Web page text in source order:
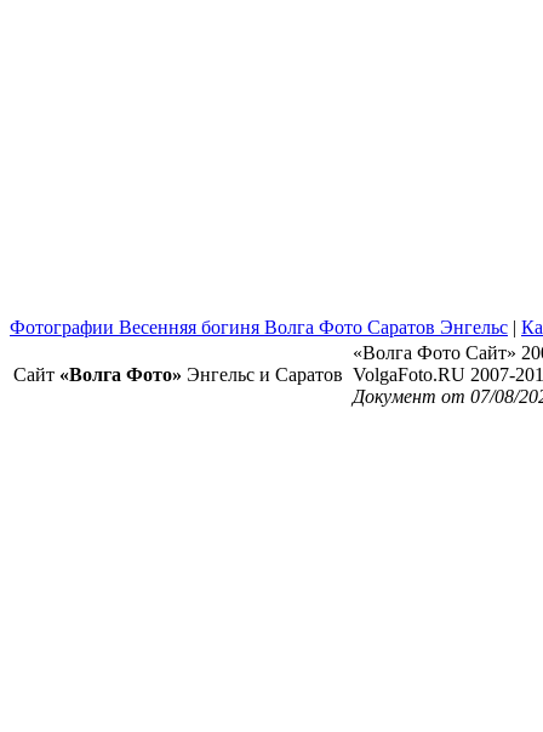
Фотографии Весенняя богиня Волга Фото Саратов Энгельс |
Сайт «Волга Фото» Энгельс и Саратов
«Волга Фото Сайт»
VolgaFoto.RU 2007-
Документ от 07/08/